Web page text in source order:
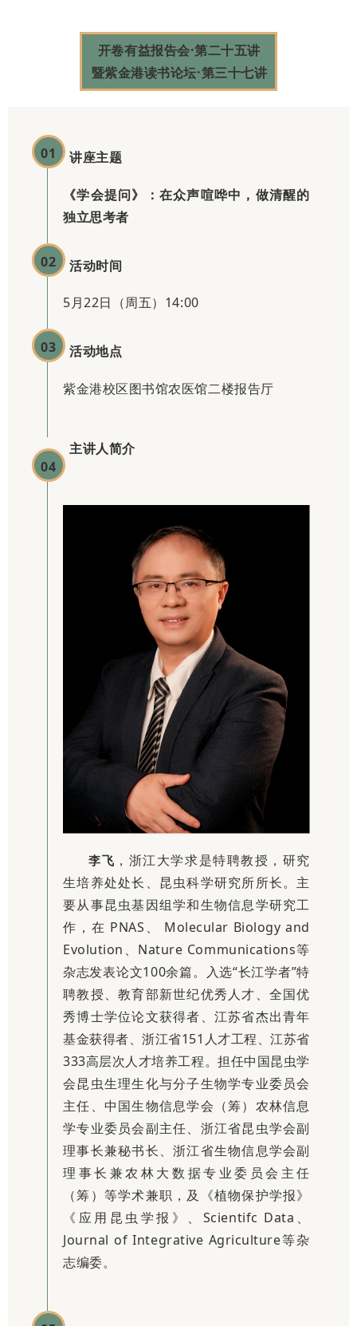
开卷有益报告会·第二十五讲
暨紫金港读书论坛·第三十七讲
01 讲座主题
《学会提问》：在众声喧哗中，做清醒的
独立思考者
02 活动时间
5月22日（周五）14:00
03 活动地点
紫金港校区图书馆农医馆二楼报告厅
04
主讲人简介
李飞 ，浙江大学求是特聘教授，研究
生培养处处长、昆虫科学研究所所长。主
要从事昆虫基因组学和生物信息学研究工
作，在 PNAS、 Molecular Biology and
Evolution、Nature Communications等
杂志发表论文100余篇。入选“长江学者”特
聘教授、教育部新世纪优秀人才、全国优
秀博士学位论文获得者、江苏省杰出青年
基金获得者、浙江省151人才工程、江苏省
333高层次人才培养工程。担任中国昆虫学
会昆虫生理生化与分子生物学专业委员会
主任、中国生物信息学会（筹）农林信息
学专业委员会副主任、浙江省昆虫学会副
理事长兼秘书长、浙江省生物信息学会副
理事长兼农林大数据专业委员会主任
（筹）等学术兼职，及《植物保护学报》
《应用昆虫学报》、Scientifc Data、
Journal of Integrative Agriculture等杂
志编委。